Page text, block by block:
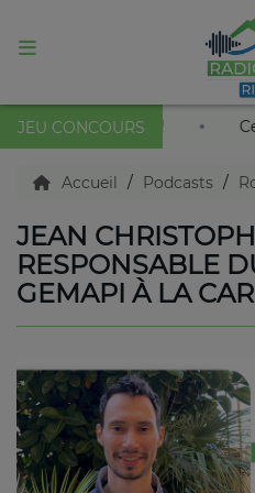
JEU CONCOURS
Palais Nikaïa de Nice !
ACCUEIL
Agenda
Emissions
Diffusions
Podcasts
Accueil Podcasts
JEAN
RESPONSABLE
GEMAPI À LA